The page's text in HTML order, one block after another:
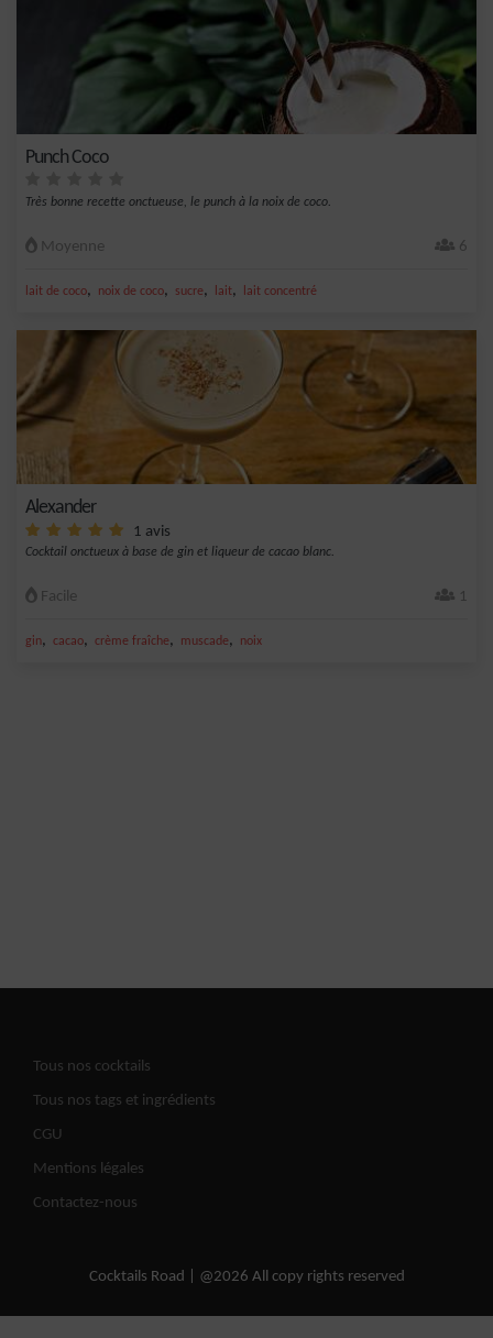
Punch Coco
Très bonne recette onctueuse, le punch à la noix de coco.
Moyenne 6
lait de coco, noix de coco, sucre, lait, lait concentré
Alexander
1 avis
Cocktail onctueux à base de gin et liqueur de cacao blanc.
Facile 1
gin, cacao, crème fraîche, muscade, noix
Tous nos cocktails
Tous nos tags et ingrédients
CGU
Mentions légales
Contactez-nous
Cocktails Road | @2026 All copy rights reserved